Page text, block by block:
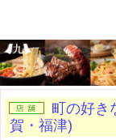
町の好き
賀・福津)